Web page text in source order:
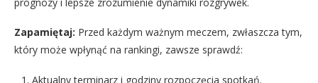
Zapamiętaj: Przed każdym ważnym meczem, zwłaszcza tym,
który może wpłynąć na rankingi, zawsze sprawdź:
Aktualny terminarz i godziny rozpoczęcia spotkań.